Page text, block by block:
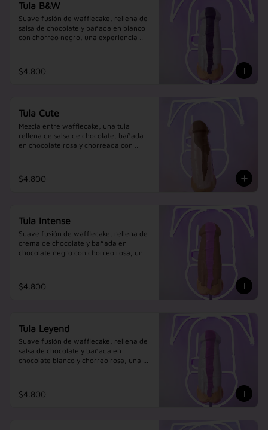
Tula B&W
Suave fusión de wafflecake, rellena de
salsa de chocolate y bañada en blanco
con chorreo negro, una experiencia
$4.800
Tula Cute
Mezcla entre wafflecake, una tula
rellena de salsa de chocolate, bañada
en chocolate rosa y chorreada con
$4.800
Tula Intense
Suave fusión de wafflecake, rellena de
crema de chocolate y bañada en
chocolate negro con chorreo rosa, una
$4.800
Tula Leyend
Suave fusión de wafflecake, rellena de
salsa de chocolate y bañada en
chocolate blanco y chorreo rosa, una
$4.800